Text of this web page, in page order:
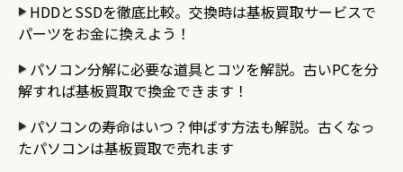
HDDとSSDを徹底比較。交換時は基板買取サービスで
パーツをお金に換えよう！
パソコン分解に必要な道具とコツを解説。古いPCを分
解すれば基板買取で換金できます！
パソコンの寿命はいつ？伸ばす方法も解説。古くなっ
たパソコンは基板買取で売れます